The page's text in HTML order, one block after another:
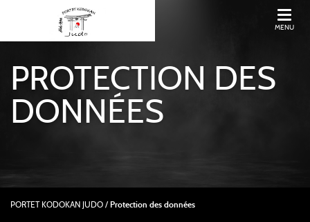
MENU
PROTECTION DES
DONNÉES
PORTET KODOKAN JUDO / Protection des données